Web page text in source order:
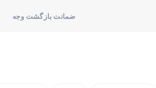
ضمانت بازگشت وجه